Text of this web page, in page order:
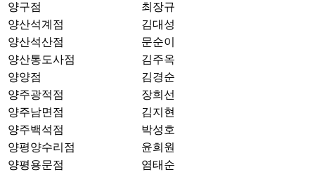
양구점
최장규
양산석계점
김대성
양산석산점
문순이
양산통도사점
김주옥
양양점
김경순
양주광적점
장희선
양주남면점
김지현
양주백석점
박성호
양평양수리점
윤희원
양평용문점
염태순